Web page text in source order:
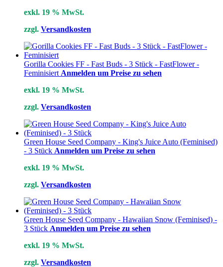
exkl. 19 % MwSt.
zzgl. Versandkosten
Gorilla Cookies FF - Fast Buds - 3 Stück - FastFlower -
Feminisiert Anmelden um Preise zu sehen
exkl. 19 % MwSt.
zzgl. Versandkosten
Green House Seed Company - King's Juice Auto (Feminised)
- 3 Stück Anmelden um Preise zu sehen
exkl. 19 % MwSt.
zzgl. Versandkosten
Green House Seed Company - Hawaiian Snow (Feminised) -
3 Stück Anmelden um Preise zu sehen
exkl. 19 % MwSt.
zzgl. Versandkosten